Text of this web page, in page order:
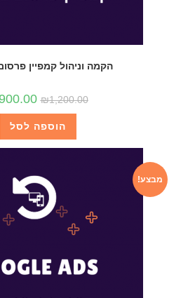
הקמה וניהול קמפיין
₪1,200.00
900.00
הוספה לסל
מבצע!